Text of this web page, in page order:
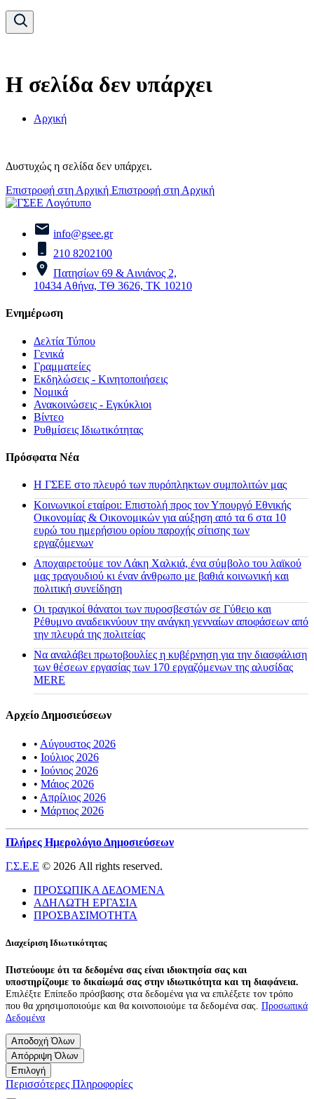
Η σελίδα δεν υπάρχει
Αρχική
Δυστυχώς η σελίδα δεν υπάρχει.
Επιστροφή στη Αρχική Επιστροφή στη Αρχική
info@gsee.gr
210 8202100
Πατησίων 69 & Αινιάνος 2,
10434 Αθήνα, ΤΘ 3626, ΤΚ 10210
Ενημέρωση
Δελτία Τύπου
Γενικά
Γραμματείες
Εκδηλώσεις - Κινητοποιήσεις
Νομικά
Ανακοινώσεις - Εγκύκλιοι
Βίντεο
Ρυθμίσεις Ιδιωτικότητας
Πρόσφατα Νέα
H ΓΣΕΕ στο πλευρό των πυρόπληκτων συμπολιτών μας
Κοινωνικοί εταίροι: Επιστολή προς τον Υπουργό Εθνικής
Οικονομίας & Οικονομικών για αύξηση από τα 6 στα 10
ευρώ του ημερήσιου ορίου παροχής σίτισης των
εργαζόμενων
Αποχαιρετούμε τον Λάκη Χαλκιά, ένα σύμβολο του λαϊκού
μας τραγουδιού κι έναν άνθρωπο με βαθιά κοινωνική και
πολιτική συνείδηση
Οι τραγικοί θάνατοι των πυροσβεστών σε Γύθειο και
Ρέθυμνο αναδεικνύουν την ανάγκη γενναίων αποφάσεων από
την πλευρά της πολιτείας
Να αναλάβει πρωτοβουλίες η κυβέρνηση για την διασφάλιση
των θέσεων εργασίας των 170 εργαζόμενων της αλυσίδας
MERE
Αρχείο Δημοσιεύσεων
• Αύγουστος 2026
• Ιούλιος 2026
• Ιούνιος 2026
• Μάιος 2026
• Απρίλιος 2026
• Μάρτιος 2026
Πλήρες Ημερολόγιο Δημοσιεύσεων
Γ.Σ.Ε.Ε © 2026 All rights reserved.
ΠΡΟΣΩΠΙΚΑ ΔΕΔΟΜΕΝΑ
ΑΔΗΛΩΤΗ ΕΡΓΑΣΙΑ
ΠΡΟΣΒΑΣΙΜΟΤΗΤΑ
Διαχείριση Ιδιωτικότητας
Πιστεύουμε ότι τα δεδομένα σας είναι ιδιοκτησία σας και
υποστηρίζουμε το δικαίωμά σας στην ιδιωτικότητα και τη διαφάνεια.
Επιλέξτε Επίπεδο πρόσβασης στα δεδομένα για να επιλέξετε τον τρόπο
που θα χρησιμοποιούμε και θα κοινοποιούμε τα δεδομένα σας. Προσωπικά
Δεδομένα
Αποδοχή Όλων
Απόρριψη Όλων
Επιλογή
Περισσότερες Πληροφορίες